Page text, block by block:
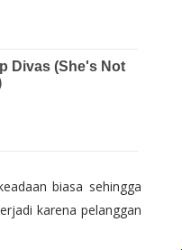
biasa sehingga
karena pelanggan